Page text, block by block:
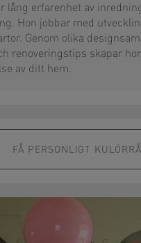
lång erfarenhet av
Hon jobbar med
Genom olika
renoveringstips skapar
av ditt hem.
FÅ PERSONLIGT